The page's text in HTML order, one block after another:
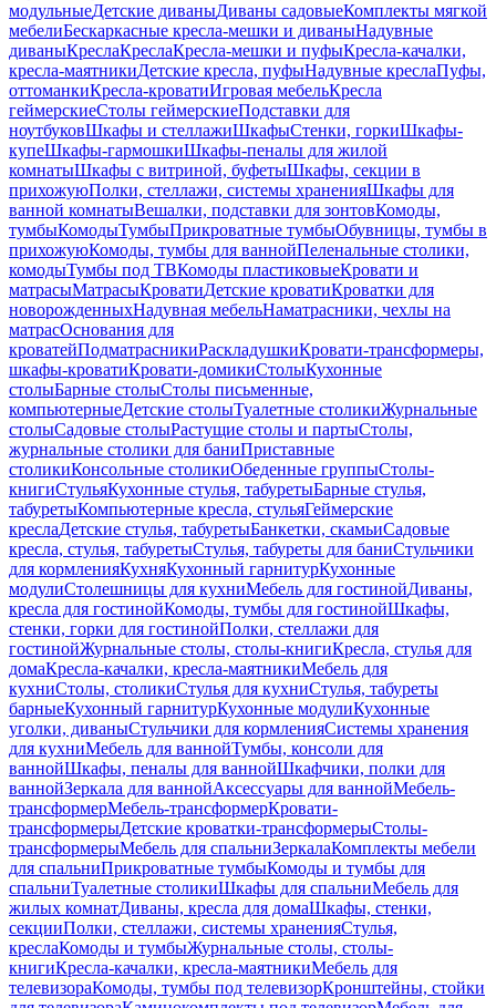
модульныеДетские диваныДиваны садовыеКомплекты мягкой
мебелиБескаркасные кресла-мешки и диваныНадувные
диваныКреслаКреслаКресла-мешки и пуфыКресла-качалки,
кресла-маятникиДетские кресла, пуфыНадувные креслаПуфы,
оттоманкиКресла-кроватиИгровая мебельКресла
геймерскиеСтолы геймерскиеПодставки для
ноутбуковШкафы и стеллажиШкафыСтенки, горкиШкафы-
купеШкафы-гармошкиШкафы-пеналы для жилой
комнатыШкафы с витриной, буфетыШкафы, секции в
прихожуюПолки, стеллажи, системы храненияШкафы для
ванной комнатыВешалки, подставки для зонтовКомоды,
тумбыКомодыТумбыПрикроватные тумбыОбувницы, тумбы в
прихожуюКомоды, тумбы для ваннойПеленальные столики,
комодыТумбы под ТВКомоды пластиковыеКровати и
матрасыМатрасыКроватиДетские кроватиКроватки для
новорожденныхНадувная мебельНаматрасники, чехлы на
матрасОснования для
кроватейПодматрасникиРаскладушкиКровати-трансформеры,
шкафы-кроватиКровати-домикиСтолыКухонные
столыБарные столыСтолы письменные,
компьютерныеДетские столыТуалетные столикиЖурнальные
столыСадовые столыРастущие столы и партыСтолы,
журнальные столики для баниПриставные
столикиКонсольные столикиОбеденные группыСтолы-
книгиСтульяКухонные стулья, табуретыБарные стулья,
табуретыКомпьютерные кресла, стульяГеймерские
креслаДетские стулья, табуретыБанкетки, скамьиСадовые
кресла, стулья, табуретыСтулья, табуреты для баниСтульчики
для кормленияКухняКухонный гарнитурКухонные
модулиСтолешницы для кухниМебель для гостинойДиваны,
кресла для гостинойКомоды, тумбы для гостинойШкафы,
стенки, горки для гостинойПолки, стеллажи для
гостинойЖурнальные столы, столы-книгиКресла, стулья для
домаКресла-качалки, кресла-маятникиМебель для
кухниСтолы, столикиСтулья для кухниСтулья, табуреты
барныеКухонный гарнитурКухонные модулиКухонные
уголки, диваныСтульчики для кормленияСистемы хранения
для кухниМебель для ваннойТумбы, консоли для
ваннойШкафы, пеналы для ваннойШкафчики, полки для
ваннойЗеркала для ваннойАксессуары для ваннойМебель-
трансформерМебель-трансформерКровати-
трансформерыДетские кроватки-трансформерыСтолы-
трансформерыМебель для спальниЗеркалаКомплекты мебели
для спальниПрикроватные тумбыКомоды и тумбы для
спальниТуалетные столикиШкафы для спальниМебель для
жилых комнатДиваны, кресла для домаШкафы, стенки,
секцииПолки, стеллажи, системы храненияСтулья,
креслаКомоды и тумбыЖурнальные столы, столы-
книгиКресла-качалки, кресла-маятникиМебель для
телевизораКомоды, тумбы под телевизорКронштейны, стойки